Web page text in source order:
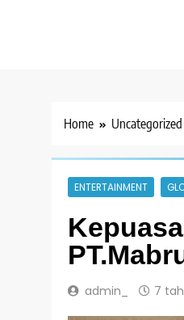
Home Uncategorized
ENTERTAINMENT
admin_ 7